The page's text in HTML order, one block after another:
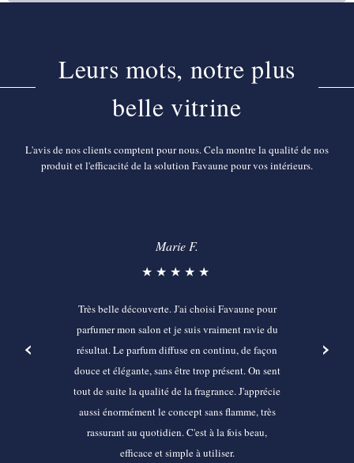
Leurs mots, notre plus
belle vitrine
L'avis de nos clients comptent pour nous. Cela montre la qualité de nos
produit et l'efficacité de la solution Favaune pour vos intérieurs.
‹
Marie F.
★★★★★
Très belle découverte. J'ai choisi Favaune pour
parfumer mon salon et je suis vraiment ravie du
résultat. Le parfum diffuse en continu, de façon
douce et élégante, sans être trop présent. On sent
tout de suite la qualité de la fragrance. J'apprécie
aussi énormément le concept sans flamme, très
rassurant au quotidien. C'est à la fois beau,
efficace et simple à utiliser.
›